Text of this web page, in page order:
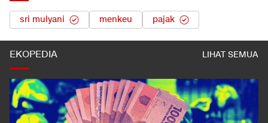
sri mulyani menkeu pajak
EKOPEDIA LIHAT SEMUA